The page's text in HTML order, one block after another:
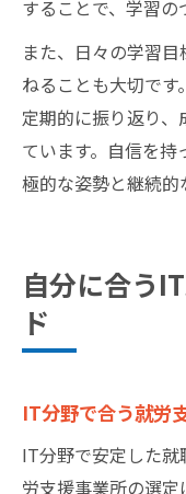
することで、学習の
また、日々の学習
ねることも大切で
定期的に振り返り
ています。自信を
極的な姿勢と継続的
自分に合う
ド
IT分野で合う就労
IT分野で安定した
労支援事業所の選